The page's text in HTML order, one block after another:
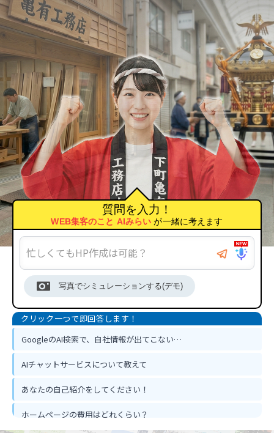
実は あたいは亀有の工務店の娘！
下町育ちの生粋の江戸っ子さ
質問を入力！
WEB集客のこと AIみらい が一緒に考えます
写真でシミュレーションする(デモ)
GoogleのAI検索で、自社情報が出てこない…
AIチャットサービスについて教えて
あなたの自己紹介をしてください！
ホームページの費用はどれくらい？